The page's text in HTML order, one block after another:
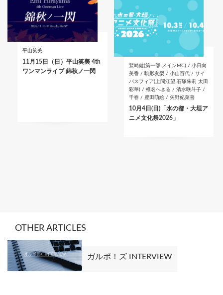
平山笑美
11月15日（日）平山笑美 4th
ワンマンライブ 錦秋ノ一閃
鷲崎健(第一部 メインMC) / 小日向
美香 / 駒形友梨 / 小山百代 / サイ
バスフィア(上間江望 石塚朱莉 太田
彩華) / 椎名へきる / 清水咲斗子 /
千春 / 豊田萌絵 / 矢野妃菜喜
10月4日(日)「水の都・大垣ア
ニメ文化祭2026」
OTHER ARTICLES
ガルポ！ズ INTERVIEW